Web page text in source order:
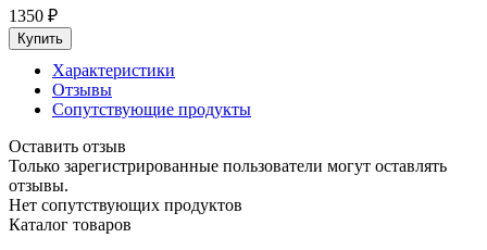
1350 ₽
Характеристики
Отзывы
Сопутствующие продукты
Оставить отзыв
Только зарегистрированные пользователи могут оставлять
отзывы.
Нет сопутствующих продуктов
Каталог товаров